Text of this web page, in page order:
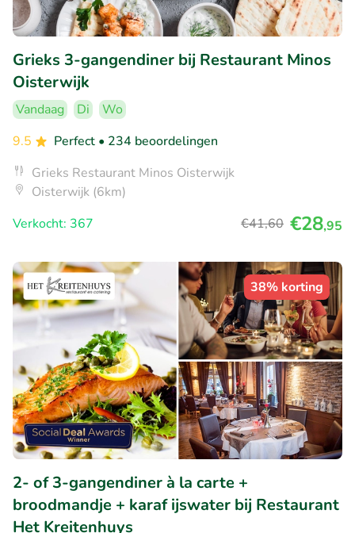
Grieks 3-gangendiner bij Restaurant Minos
Oisterwijk
Vandaag Di
Wo
9.5
Perfect • 234 beoordelingen
Grieks Restaurant Minos Oisterwijk
Oisterwijk (6km)
Verkocht: 367
€41,60 €28,95
38% korting
2- of 3-gangendiner à la carte +
broodmandje + karaf ijswater bij Restaurant
Het Kreitenhuys